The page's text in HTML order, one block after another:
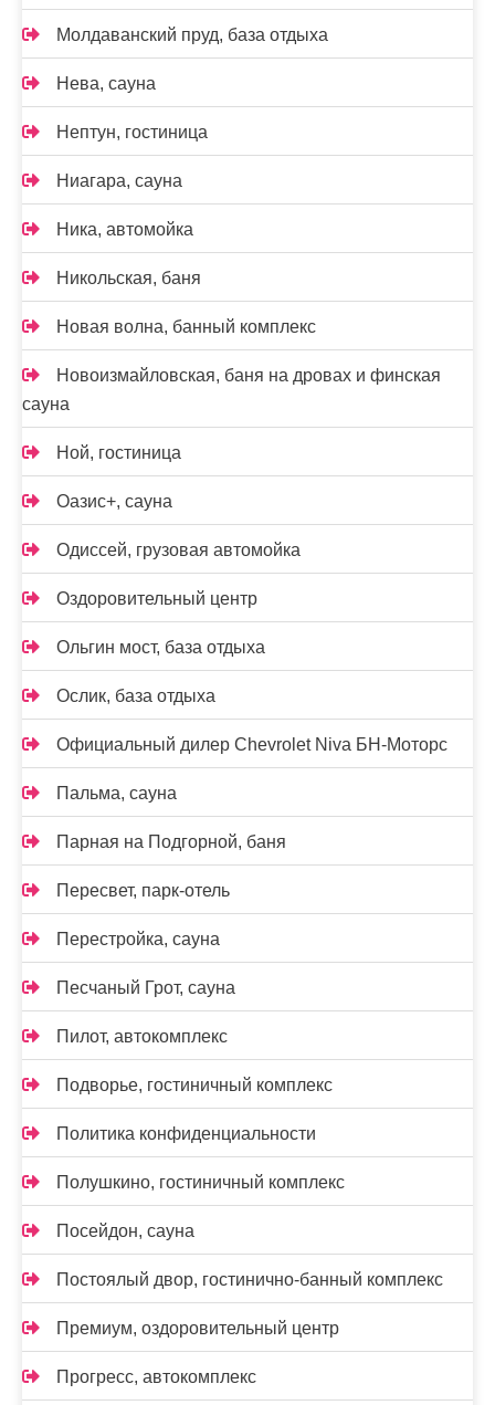
Молдаванский пруд, база отдыха
Нева, сауна
Нептун, гостиница
Ниагара, сауна
Ника, автомойка
Никольская, баня
Новая волна, банный комплекс
Новоизмайловская, баня на дровах и финская
сауна
Ной, гостиница
Оазис+, сауна
Одиссей, грузовая автомойка
Оздоровительный центр
Ольгин мост, база отдыха
Ослик, база отдыха
Официальный дилер Chevrolet Niva БН-Моторс
Пальма, сауна
Парная на Подгорной, баня
Пересвет, парк-отель
Перестройка, сауна
Песчаный Грот, сауна
Пилот, автокомплекс
Подворье, гостиничный комплекс
Политика конфиденциальности
Полушкино, гостиничный комплекс
Посейдон, сауна
Постоялый двор, гостинично-банный комплекс
Премиум, оздоровительный центр
Прогресс, автокомплекс